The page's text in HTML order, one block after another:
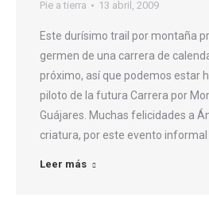
Pie a tierra 13 abril, 2009
Este durísimo trail por montaña
germen de una carrera de
próximo, así que podemos estar
piloto de la futura Carrera por
Guájares. Muchas felicidades a
criatura, por este evento informal
Leer más